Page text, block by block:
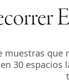
que
30